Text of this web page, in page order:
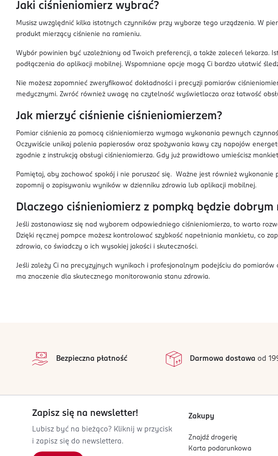
Jaki ciśnieniomierz wybrać?
Musisz uwzględnić kilka istotnych czynników przy wyborze tego urządzenia. W
produkt mierzący ciśnienie na ramieniu.
Wybór powinien być uzależniony od Twoich preferencji, a także zaleceń lekarza.
podłączenia do aplikacji mobilnej. Wspomniane opcje mogą Ci bardzo ułatwić
Nie możesz zapomnieć zweryfikować dokładności i precyzji pomiarów
medycznymi. Zwróć również uwagę na czytelność wyświetlacza oraz łatwość
Jak mierzyć ciśnienie ciśnieniomierzem?
Pomiar ciśnienia za pomocą ciśnieniomierza wymaga wykonania pewnych
Oczywiście unikaj palenia papierosów oraz spożywania kawy czy napojów
zgodnie z instrukcją obsługi ciśnieniomierza. Gdy już prawidłowo umieścisz
Pamiętaj, aby zachować spokój i nie poruszać się. Ważne jest również
zapomnij o zapisywaniu wyników w dzienniku zdrowia lub aplikacji mobilnej.
Dlaczego ciśnieniomierz z pompką będzie dobrym
Jeśli zastanawiasz się nad wyborem odpowiedniego ciśnieniomierza, to warto
Dzięki ręcznej pompce możesz kontrolować szybkość napełniania mankietu, co
zdrowia, co świadczy o ich wysokiej jakości i skuteczności.
Jeśli zależy Ci na precyzyjnych wynikach i profesjonalnym podejściu do
ma znaczenie dla skutecznego monitorowania stanu zdrowia.
Bezpieczna płatność Darmowa dostawa od
Zapisz się na newsletter!
Lubisz być na bieżąco? Kliknij w przycisk
i zapisz się do newslettera.
Zakupy
Znajdź drogerię
Karta podarunkowa